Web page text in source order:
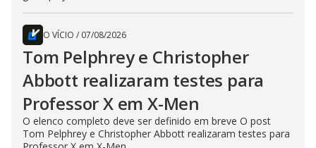
O VÍCIO / 07/08/2026
Tom Pelphrey e Christopher
Abbott realizaram testes para
Professor X em X-Men
O elenco completo deve ser definido em breve O post
Tom Pelphrey e Christopher Abbott realizaram testes para